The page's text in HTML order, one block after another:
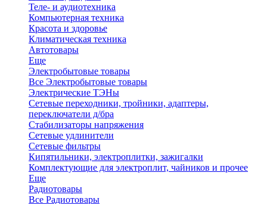
Теле- и аудиотехника
Компьютерная техника
Красота и здоровье
Климатическая техника
Автотовары
Еще
Электробытовые товары
Все Электробытовые товары
Электрические ТЭНы
Сетевые переходники, тройники, адаптеры,
переключатели д/бра
Стабилизаторы напряжения
Сетевые удлинители
Сетевые фильтры
Кипятильники, электроплитки, зажигалки
Комплектующие для электроплит, чайников и прочее
Еще
Радиотовары
Все Радиотовары